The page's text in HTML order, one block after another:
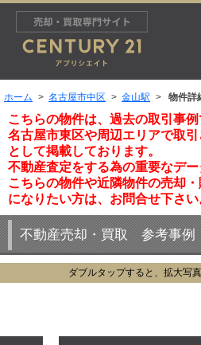
ホーム 名古屋市中区 金山駅 物件詳
こちらの物件は、過去の取引事例
名古屋市東区や周辺エリアで取
として掲載しております。
不動産査定をする為の重要なデー
こちらの物件や近隣物件の売却
になりたい方は、お問合せ下さい
不動産売却・買取 参考事例
ダブルタップすると、拡大写